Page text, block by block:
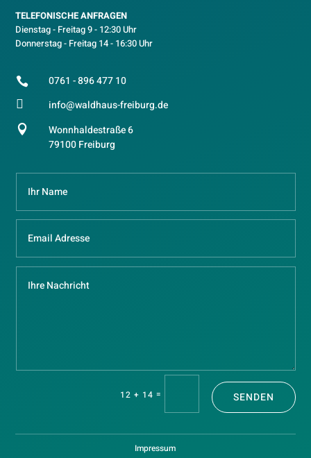
TELEFONISCHE ANFRAGEN
Dienstag - Freitag 9 - 12:30 Uhr
Donnerstag - Freitag 14 - 16:30 Uhr
 0761 - 896 477 10
 info@waldhaus-freiburg.de

Wonnhaldestraße 6
79100 Freiburg
12 + 14 = SENDEN
Impressum